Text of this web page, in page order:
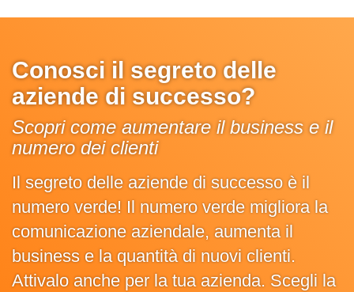
Conosci il segreto delle
aziende di successo?
Scopri come aumentare il business e il
numero dei clienti
Il segreto delle aziende di successo è il
numero verde! Il numero verde migliora la
comunicazione aziendale, aumenta il
business e la quantità di nuovi clienti.
Attivalo anche per la tua azienda. Scegli la